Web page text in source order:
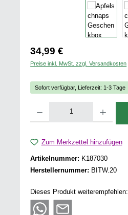
Regulärer Preis:
34,99 €
Preise inkl. MwSt. zzgl. Versandkosten
Sofort verfügbar, Lieferzeit: 1-3 Tage
Zum Merkzettel hinzufügen
Artikelnummer: K187030
Herstellernummer: BITW.20
Dieses Produkt weiterempfehlen: